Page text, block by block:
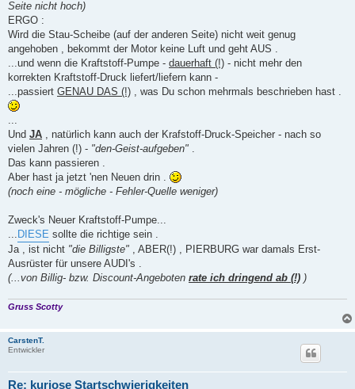
Seite nicht hoch)
ERGO :
Wird die Stau-Scheibe (auf der anderen Seite) nicht weit genug
angehoben , bekommt der Motor keine Luft und geht AUS .
...und wenn die Kraftstoff-Pumpe - dauerhaft (!) - nicht mehr den
korrekten Kraftstoff-Druck liefert/liefern kann -
...passiert GENAU DAS (!) , was Du schon mehrmals beschrieben hast .
Und JA , natürlich kann auch der Krafstoff-Druck-Speicher - nach so
vielen Jahren (!) - "den-Geist-aufgeben"
Das kann passieren .
Aber hast ja jetzt 'nen Neuen drin .
(noch eine - mögliche - Fehler-Quelle weniger)
Zweck's Neuer Kraftstoff-Pumpe...
DIESE sollte die richtige sein .
Ja , ist nicht "die Billigste" , ABER(!) , PIERBURG war damals Erst-
Ausrüster für unsere AUDI's .
(...von Billig- bzw. Discount-Angeboten rate ich dringend ab (!) )
Gruss Scotty
CarstenT.
Entwickler
Re: kuriose Startschwierigkeiten